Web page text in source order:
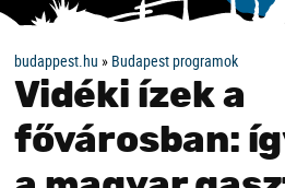
budappest.hu » Budapest programok
Vidéki ízek a
fővárosban: